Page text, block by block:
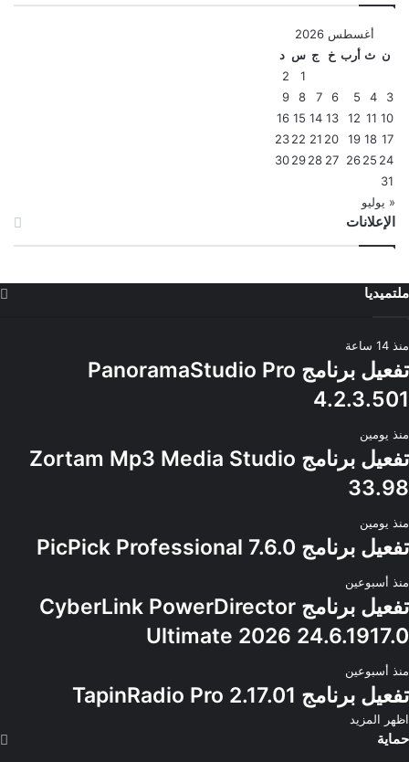
أغسطس 2026
ن ث أرب خ ج س د
1
2
3
4
5
6
7
8
9
10
11
12
13
14
15
16
17
18
19
20
21
22
23
24
25
26
27
28
29
30
31
« يوليو
الإعلانات
ملتميديا
منذ 14 ساعة
تفعيل برنامج PanoramaStudio Pro
4.2.3.501
منذ يومين
تفعيل برنامج Zortam Mp3 Media Studio
33.98
منذ يومين
تفعيل برنامج PicPick Professional 7.6.0
منذ أسبوعين
تفعيل برنامج CyberLink PowerDirector
Ultimate 2026 24.6.1917.0
منذ أسبوعين
تفعيل برنامج TapinRadio Pro 2.17.01
اظهر المزيد
حماية